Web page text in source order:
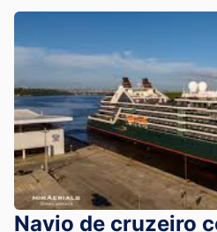
Navio de cruzeiro